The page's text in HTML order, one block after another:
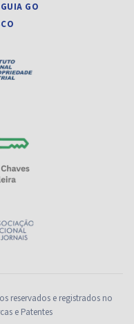
GO
reservados e registrados no
e Patentes